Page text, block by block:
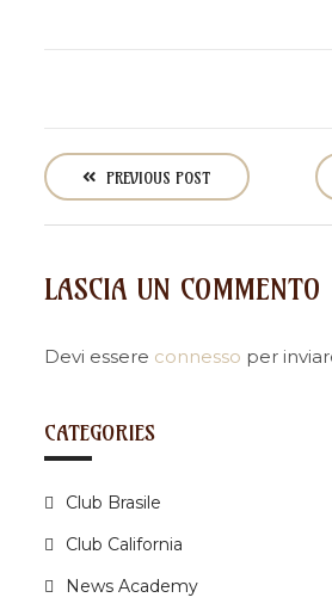
o
s
t
a
i
a
t
o
n
PREVIOUS POST
LASCIA UN COMMENTO
Devi essere connesso per
CATEGORIES
Club Brasile
Club California
News Academy